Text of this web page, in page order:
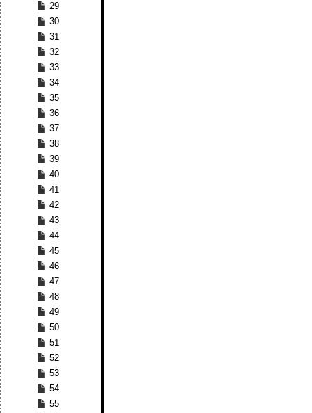
29
30
31
32
33
34
35
36
37
38
39
40
41
42
43
44
45
46
47
48
49
50
51
52
53
54
55